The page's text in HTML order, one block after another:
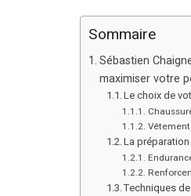
Sommaire
Sébastien
maximiser votre
Le choix de
La
Techniques